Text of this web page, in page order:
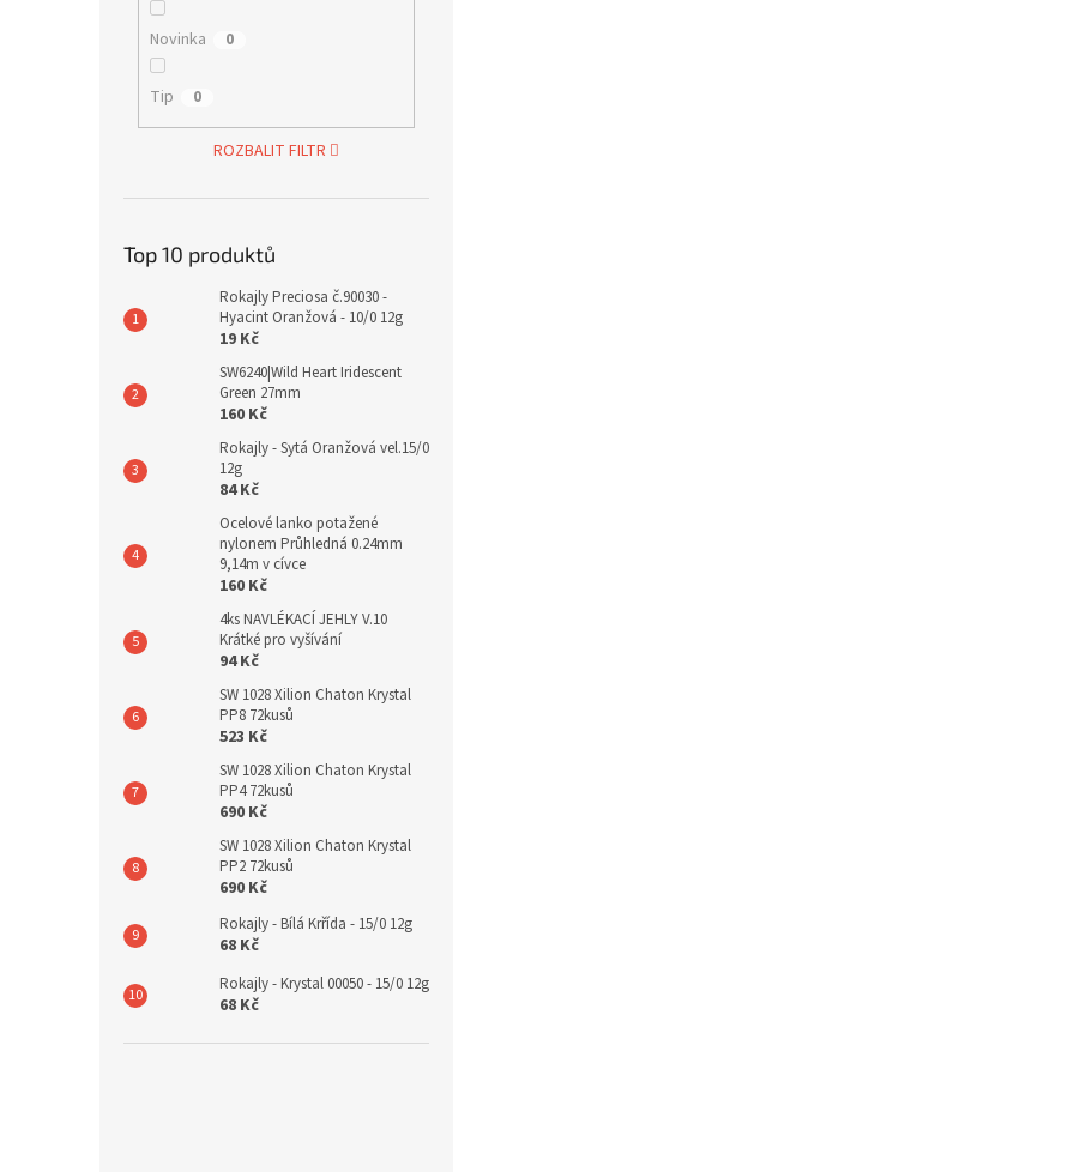
Novinka 0
Tip 0
ROZBALIT FILTR
Top 10 produktů
Rokajly Preciosa č.90030 -
Hyacint Oranžová - 10/0 12g
19 Kč
SW6240|Wild Heart Iridescent
Green 27mm
160 Kč
Rokajly - Sytá Oranžová vel.15/0
12g
84 Kč
Ocelové lanko potažené
nylonem Průhledná 0.24mm
9,14m v cívce
160 Kč
4ks NAVLÉKACÍ JEHLY V.10
Krátké pro vyšívání
94 Kč
SW 1028 Xilion Chaton Krystal
PP8 72kusů
523 Kč
SW 1028 Xilion Chaton Krystal
PP4 72kusů
690 Kč
SW 1028 Xilion Chaton Krystal
PP2 72kusů
690 Kč
Rokajly - Bílá Krřída - 15/0 12g
68 Kč
Rokajly - Krystal 00050 - 15/0 12g
68 Kč